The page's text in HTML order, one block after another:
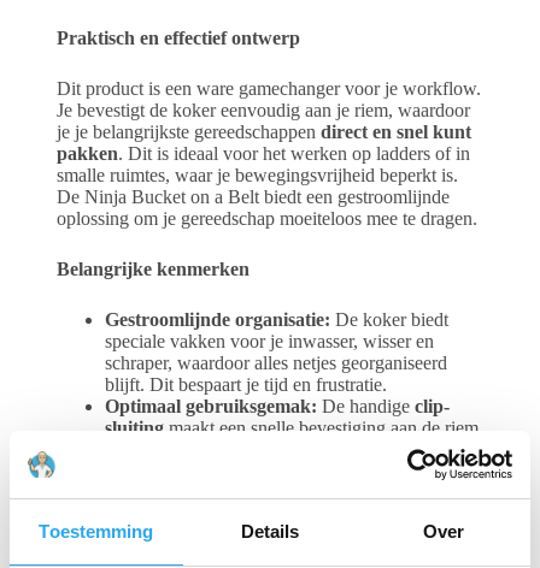
Toestemming Details Over
Praktisch en effectief ontwerp
Dit product is een ware gamechanger voor je workflow.
Je bevestigt de koker eenvoudig aan je riem, waardoor
je je belangrijkste gereedschappen direct en snel kunt
pakken. Dit is ideaal voor het werken op ladders of in
smalle ruimtes, waar je bewegingsvrijheid beperkt is.
De Ninja Bucket on a Belt biedt een gestroomlijnde
oplossing om je gereedschap moeiteloos mee te dragen.
Belangrijke kenmerken
Gestroomlijnde organisatie: De koker biedt
speciale vakken voor je inwasser, wisser en
schraper, waardoor alles netjes georganiseerd
blijft. Dit bespaart je tijd en frustratie.
Optimaal gebruiksgemak: De handige clip-
sluitingmaakt een snelle bevestiging aan de riem
mogelijk, waardoor je in een handomdraai klaar
accommoderen, wat het een veelzijdige keuze